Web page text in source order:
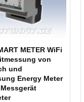
METER WiFi
von
und
Energy Meter